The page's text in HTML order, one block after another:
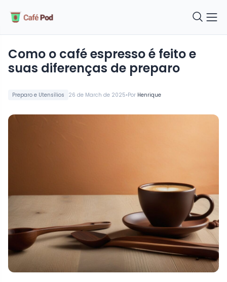
Preparo e Utensílios 26 de March de 2025•Por Henrique
Como o café espresso é feito e
suas diferenças de preparo